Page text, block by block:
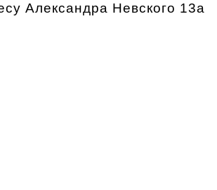
Александра Невского 13а